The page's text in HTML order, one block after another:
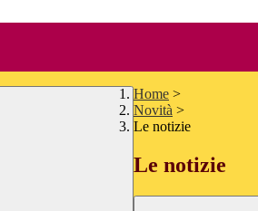
Home >
Novità >
Le notizie
Le notizie